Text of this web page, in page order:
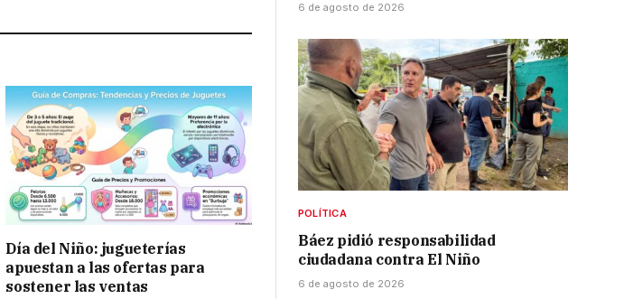
Día del Niño: jugueterías
apuestan a las ofertas para
sostener las ventas
6 de agosto de 2026
POLÍTICA
Báez pidió responsabilidad
ciudadana contra El Niño
6 de agosto de 2026